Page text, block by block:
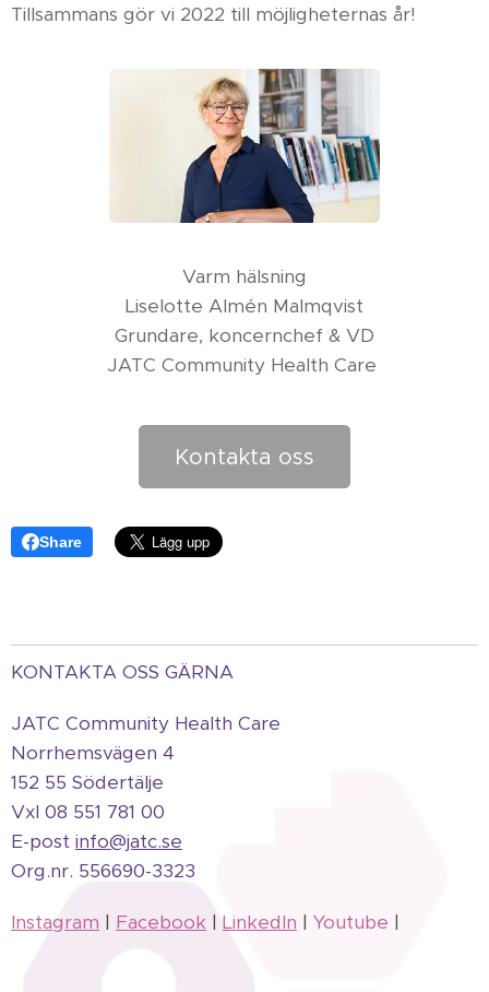
Tillsammans gör vi 2022 till möjligheternas år!
Varm hälsning
Liselotte Almén Malmqvist
Grundare, koncernchef & VD
JATC Community Health Care
Kontakta oss
Share
KONTAKTA OSS GÄRNA
JATC Community Health Care
Norrhemsvägen 4
152 55 Södertälje
Vxl 08 551 781 00
E-post info@jatc.se
Org.nr. 556690-3323
Instagram | Facebook | LinkedIn | Youtube |